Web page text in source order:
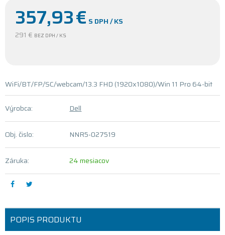
357,93€ S DPH / KS
291 € BEZ DPH / KS
WiFi/BT/FP/SC/webcam/13.3 FHD (1920x1080)/Win 11 Pro 64-bit
Výrobca: Dell
Obj. čislo: NNR5-027519
Záruka: 24 mesiacov
POPIS PRODUKTU